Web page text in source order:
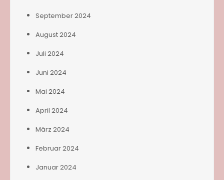
September 2024
August 2024
Juli 2024
Juni 2024
Mai 2024
April 2024
März 2024
Februar 2024
Januar 2024